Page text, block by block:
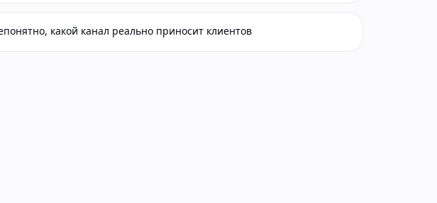
какой канал реально приносит клиентов